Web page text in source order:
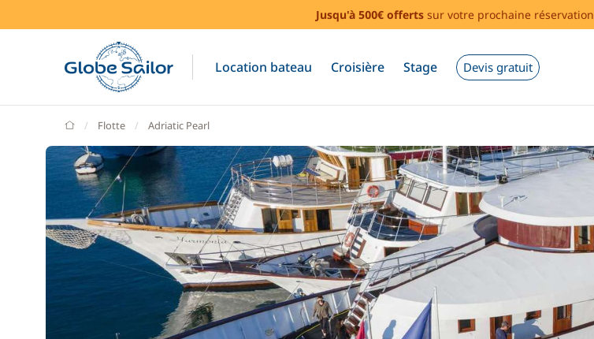
Jusqu'à 500€ offerts sur votre prochaine
Location bateau Croisière Stage Devis gratuit
GlobeSailor
Flotte Adriatic Pearl